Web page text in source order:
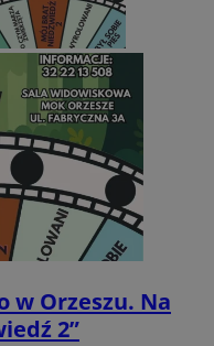
w Orzeszu. Na
2”